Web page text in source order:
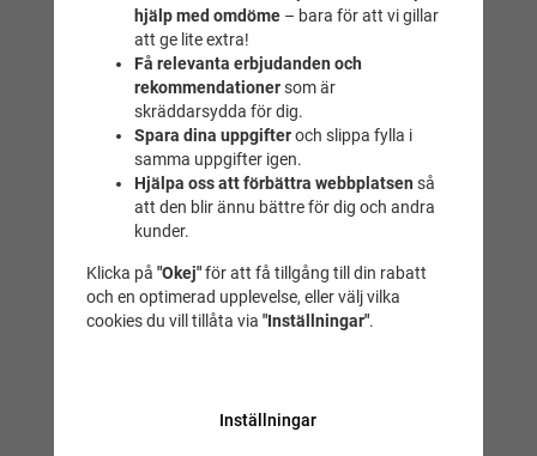
Maila till oss
Tel. 018-232525
Simbutiken
Idrottsgatan 2
(Fyrishovs foajé)
Uppsala
Simbutiken lagerbutik
Skäggesta 201
hjälp med omdöme– bara för att vi gillar
att ge lite extra!
Få relevanta erbjudanden och
rekommendationersom är
skräddarsydda för dig.
Spara dina uppgifteroch slippa fylla i
samma uppgifter igen.
Hjälpa oss att förbättra webbplatsen så
att den blir ännu bättre för dig och andra
kunder.
Klicka på "Okej"för att få tillgång till din rabatt
och en optimerad upplevelse, eller välj vilka
cookies du vill tillåta via "Inställningar".
Inställningar